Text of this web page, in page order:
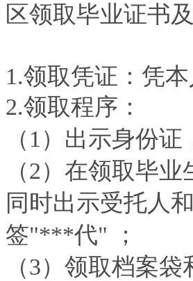
区领取毕业证书
1.领取凭证：凭本
2.领取程序：
（1）出示身份
（2）在领取毕
同时出示受托人
签"***代" ；
（3）领取档案